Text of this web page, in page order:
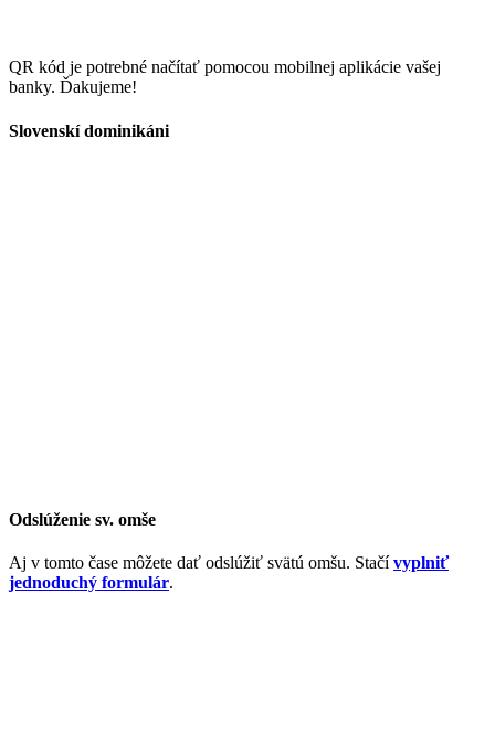
QR kód je potrebné načítať pomocou mobilnej aplikácie vašej
banky. Ďakujeme!
Slovenskí dominikáni
Odslúženie sv. omše
Aj v tomto čase môžete dať odslúžiť svätú omšu. Stačívyplniť
jednoduchý formulár.